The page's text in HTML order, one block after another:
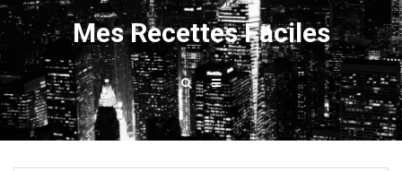
Skip
to
content
Mes Recettes Faciles